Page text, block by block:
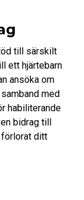
till särskilt
ett hjärtebarn
ansöka om
med
habiliterande
bidrag till
ditt